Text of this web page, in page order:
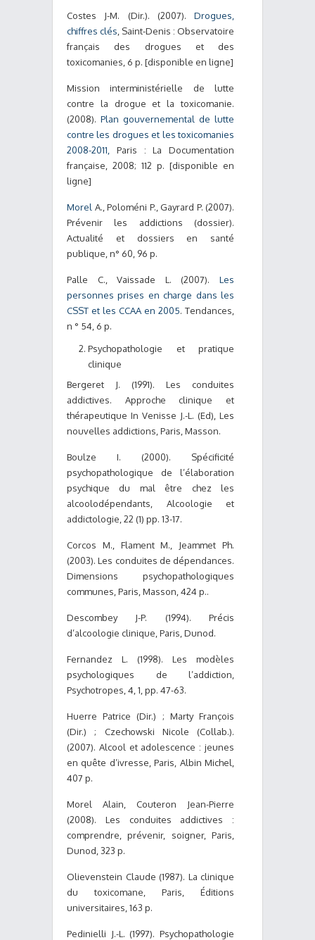
Costes J-M. (Dir.). (2007). Drogues,
chiffres clés , Saint-Denis : Observatoire
français des drogues et des
toxicomanies, 6 p. [disponible en ligne]
Mission interministérielle de lutte
contre la drogue et la toxicomanie.
(2008). Plan gouvernemental de lutte
contre les drogues et les toxicomanies
2008-2011,
Paris : La Documentation
française, 2008; 112 p. [disponible en
ligne]
Morel A., Poloméni P., Gayrard P. (2007).
Prévenir les addictions (dossier).
Actualité et dossiers en santé
publique, n° 60, 96 p.
Palle C., Vaissade L. (2007). Les
personnes prises en charge dans les
CSST et les CCAA en 2005. Tendances,
n ° 54, 6 p.
Psychopathologie et pratique
clinique
Bergeret J. (1991). Les conduites
addictives. Approche clinique et
thérapeutique In Venisse J.-L. (Ed), Les
nouvelles addictions, Paris, Masson.
Boulze I. (2000). Spécificité
psychopathologique de l’élaboration
psychique du mal être chez les
alcoolodépendants, Alcoologie et
addictologie, 22 (1) pp. 13-17.
Corcos M., Flament M., Jeammet Ph.
(2003). Les conduites de dépendances.
Dimensions psychopathologiques
communes, Paris, Masson, 424 p..
Descombey J-P. (1994). Précis
d’alcoologie clinique, Paris, Dunod.
Fernandez L. (1998). Les modèles
psychologiques de l’addiction,
Psychotropes, 4, 1, pp. 47-63.
Huerre Patrice (Dir.) ; Marty François
(Dir.) ; Czechowski Nicole (Collab.).
(2007). Alcool et adolescence : jeunes
en quête d’ivresse, Paris, Albin Michel,
407 p.
Morel Alain, Couteron Jean-Pierre
(2008). Les conduites addictives :
comprendre, prévenir, soigner, Paris,
Dunod, 323 p.
Olievenstein Claude (1987). La clinique
du toxicomane, Paris, Éditions
universitaires, 163 p.
Pedinielli J.-L. (1997). Psychopathologie